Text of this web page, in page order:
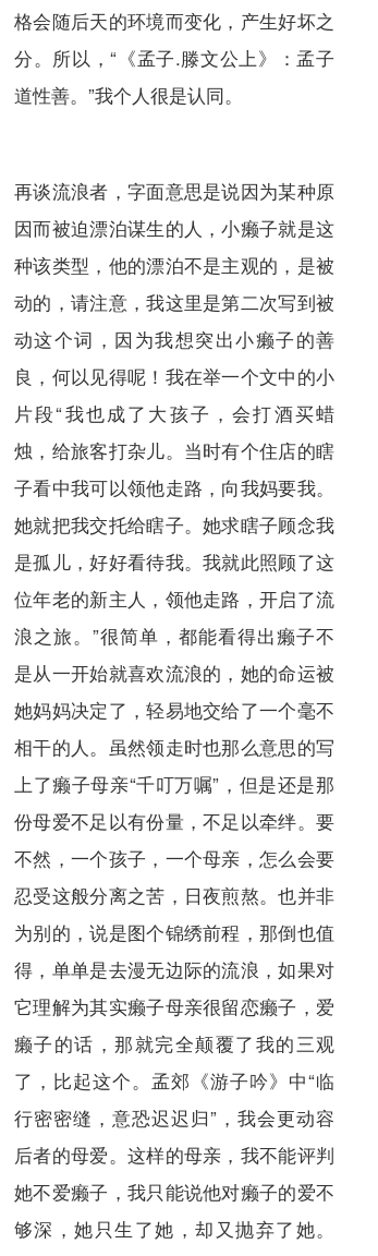
格会随后天的环境而变化，产生好坏之
分。所以，“《孟子.滕文公上》：孟子
道性善。”我个人很是认同。
再谈流浪者，字面意思是说因为某种原
因而被迫漂泊谋生的人，小癞子就是这
种该类型，他的漂泊不是主观的，是被
动的，请注意，我这里是第二次写到被
动这个词，因为我想突出小癞子的善
良，何以见得呢！我在举一个文中的小
片段“我也成了大孩子，会打酒买蜡
烛，给旅客打杂儿。当时有个住店的瞎
子看中我可以领他走路，向我妈要我。
她就把我交托给瞎子。她求瞎子顾念我
是孤儿，好好看待我。我就此照顾了这
位年老的新主人，领他走路，开启了流
浪之旅。”很简单，都能看得出癞子不
是从一开始就喜欢流浪的，她的命运被
她妈妈决定了，轻易地交给了一个毫不
相干的人。虽然领走时也那么意思的写
上了癞子母亲“千叮万嘱”，但是还是那
份母爱不足以有份量，不足以牵绊。要
不然，一个孩子，一个母亲，怎么会要
忍受这般分离之苦，日夜煎熬。也并非
为别的，说是图个锦绣前程，那倒也值
得，单单是去漫无边际的流浪，如果对
它理解为其实癞子母亲很留恋癞子，爱
癞子的话，那就完全颠覆了我的三观
了，比起这个。孟郊《游子吟》中“临
行密密缝，意恐迟迟归”，我会更动容
后者的母爱。这样的母亲，我不能评判
她不爱癞子，我只能说他对癞子的爱不
够深，她只生了她，却又抛弃了她。